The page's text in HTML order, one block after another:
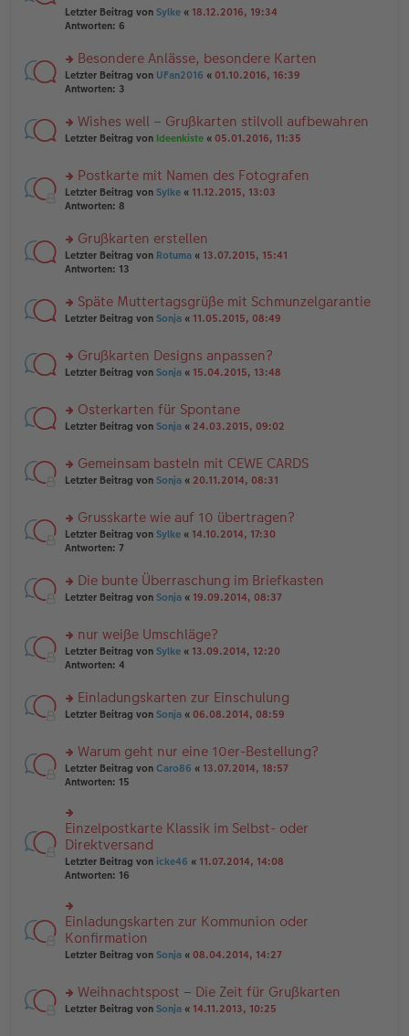
g
B
ei
a
g
el
es
er
B
ei
a
g
r
u
n
el
es
e
B
ei
a
g
Letzter Beitrag von Sylke « 18.12.2016, 19:34
Antworten: 6
rs
te
n
g
es
e
n
er
ei
tr
a
Besondere Anlässe, besondere Karten
Letzter Beitrag von UFan2016 « 01.10.2016, 16:39
Antworten: 3
rs
u
n
g
es
e
n
er
ei
tr
Wishes well – Grußkarten stilvoll aufbewahren
Letzter Beitrag von Ideenkiste « 05.01.2016, 11:35
rs
te
n
g
el
e
n
ei
tr
Postkarte mit Namen des Fotografen
Letzter Beitrag von Sylke « 11.12.2015, 13:03
Antworten: 8
rs
te
n
g
es
e
n
B
ei
tr
g
Grußkarten erstellen
Letzter Beitrag von Rotuma « 13.07.2015, 15:41
Antworten: 13
rs
u
n
es
e
B
ei
g
Späte Muttertagsgrüße mit Schmunzelgarantie
Letzter Beitrag von Sonja « 11.05.2015, 08:49
rs
u
n
es
e
B
ei
tr
g
Grußkarten Designs anpassen?
Letzter Beitrag von Sonja « 15.04.2015, 13:48
rs
u
n
es
e
n
B
ei
tr
g
Osterkarten für Spontane
Letzter Beitrag von Sonja « 24.03.2015, 09:02
rs
u
n
g
es
e
n
B
ei
tr
a
Gemeinsam basteln mit CEWE CARDS
Letzter Beitrag von Sonja « 20.11.2014, 08:31
rs
te
n
g
es
e
n
er
ei
tr
Grusskarte wie auf 10 übertragen?
Letzter Beitrag von Sylke « 14.10.2014, 17:30
Antworten: 7
rs
u
n
g
es
e
n
B
ei
tr
a
Die bunte Überraschung im Briefkasten
Letzter Beitrag von Sonja « 19.09.2014, 08:37
rs
te
n
g
es
e
n
er
ei
tr
a
g
nur weiße Umschläge?
Letzter Beitrag von Sylke « 13.09.2014, 12:20
Antworten: 4
rs
u
n
g
es
e
n
er
B
ei
a
g
Einladungskarten zur Einschulung
Letzter Beitrag von Sonja « 06.08.2014, 08:59
rs
te
u
n
g
el
es
e
er
B
ei
tr
a
Warum geht nur eine 10er-Bestellung?
Letzter Beitrag von Caro86 « 13.07.2014, 18:57
Antworten: 15
rs
te
r
u
n
el
es
e
n
ei
tr
Einzelpostkarte Klassik im Selbst- oder
Direktversand
Letzter Beitrag von icke46 « 11.07.2014, 14:08
Antworten: 16
rs
te
r
u
g
el
es
Einladungskarten zur Kommunion oder
Konfirmation
Letzter Beitrag von Sonja « 08.04.2014, 14:27
rs
Weihnachtspost – Die Zeit für Grußkarten
Letzter Beitrag von Sonja « 14.11.2013, 10:25